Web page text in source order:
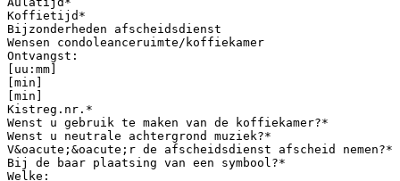
Koffietijd*
Bijzonderheden afscheidsdienst
Wensen condoleanceruimte/koffiekamer
Ontvangst:
[uu:mm]
[min]
[min]
Kistreg.nr.*
Wenst u gebruik te maken van de koffiekamer?*
Wenst u neutrale achtergrond muziek?*
V&oacute;&oacute;r de afscheidsdienst afscheid nemen?*
Bij de baar plaatsing van een symbool?*
Welke: